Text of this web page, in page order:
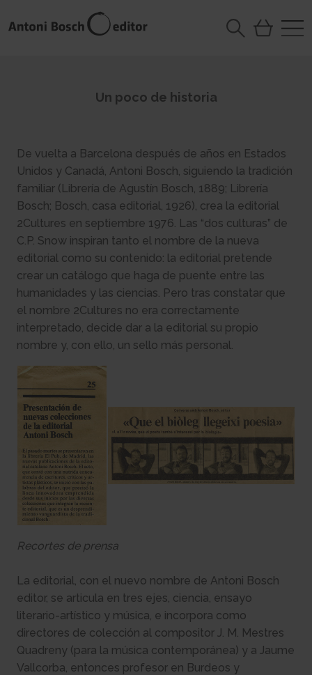
Un poco de historia
De vuelta a Barcelona después de años en Estados
Unidos y Canadá, Antoni Bosch, siguiendo la tradición
familiar (Librería de Agustín Bosch, 1889; Librería
Bosch; Bosch, casa editorial, 1926), crea la editorial
2Cultures en septiembre 1976. Las “dos culturas” de
C.P. Snow inspiran tanto el nombre de la nueva
editorial como su contenido: la editorial pretende
crear un catálogo que haga de puente entre las
humanidades y las ciencias. Pero tras constatar que
el nombre 2Cultures no era correctamente
interpretado, decide dar a la editorial su propio
nombre y, con ello, un sello más personal.
Recortes de prensa
La editorial, con el nuevo nombre de Antoni Bosch
editor, se articula en tres ejes, ciencia, ensayo
literario-artístico y música, e incorpora como
directores de colección al compositor J. M. Mestres
Quadreny (para la música contemporánea) y a Jaume
Vallcorba, entonces profesor en Burdeos y